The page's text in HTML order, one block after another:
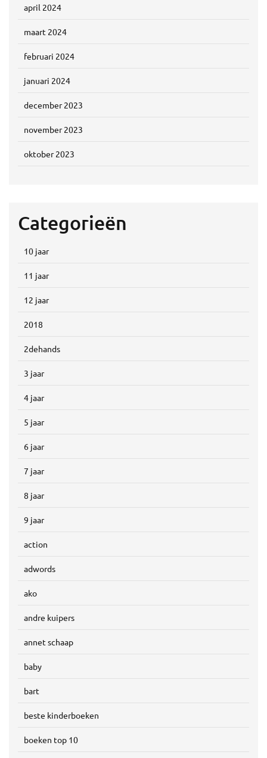
april 2024
maart 2024
februari 2024
januari 2024
december 2023
november 2023
oktober 2023
Categorieën
10 jaar
11 jaar
12 jaar
2018
2dehands
3 jaar
4 jaar
5 jaar
6 jaar
7 jaar
8 jaar
9 jaar
action
adwords
ako
andre kuipers
annet schaap
baby
bart
beste kinderboeken
boeken top 10